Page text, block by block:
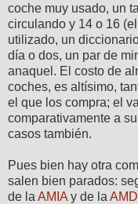
coche muy usado, un
circulando y 14 o 16
utilizado, un
día o dos, un par de
anaquel. El costo de
coches, es altísimo,
el que los compra; el
comparativamente a
casos también.
Pues bien hay otra
salen bien parados:
de la AMIA y de la